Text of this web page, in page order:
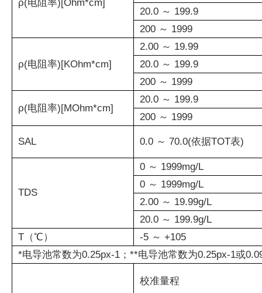
ρ(电阻率)[Ohm*cm]
20.0 ～ 199.9
200 ～ 1999
ρ(电阻率)[KOhm*cm]
2.00 ～ 19.99
20.0 ～ 199.9
200 ～ 1999
ρ(电阻率)[MOhm*cm]
20.0 ～ 199.9
200 ～ 1999
SAL 0.0 ～ 70.0(依据TOT表)
TDS
0 ～ 1999mg/L
0 ～ 1999mg/L
2.00 ～ 19.99g/L
20.0 ～ 199.9g/L
T（℃）
-5 ～ +105
*电导池常数为0.25px-1；**电导池常数为0.25px-1或
校准量程